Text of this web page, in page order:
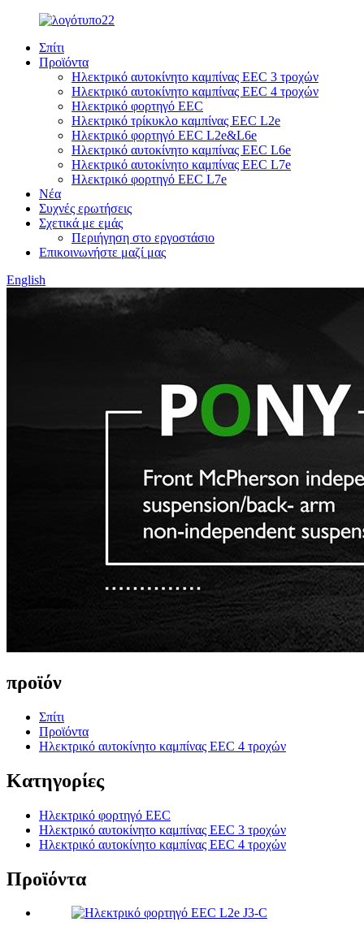
Σπίτι
Προϊόντα
Ηλεκτρικό αυτοκίνητο καμπίνας EEC 3 τροχών
Ηλεκτρικό αυτοκίνητο καμπίνας EEC 4 τροχών
Ηλεκτρικό φορτηγό EEC
Ηλεκτρικό τρίκυκλο καμπίνας EEC L2e
Ηλεκτρικό φορτηγό EEC L2e&L6e
Ηλεκτρικό αυτοκίνητο καμπίνας EEC L6e
Ηλεκτρικό αυτοκίνητο καμπίνας EEC L7e
Ηλεκτρικό φορτηγό EEC L7e
Νέα
Συχνές ερωτήσεις
Σχετικά με εμάς
Περιήγηση στο εργοστάσιο
Επικοινωνήστε μαζί μας
English
προϊόν
Σπίτι
Προϊόντα
Ηλεκτρικό αυτοκίνητο καμπίνας EEC 4 τροχών
Κατηγορίες
Ηλεκτρικό φορτηγό EEC
Ηλεκτρικό αυτοκίνητο καμπίνας EEC 3 τροχών
Ηλεκτρικό αυτοκίνητο καμπίνας EEC 4 τροχών
Προϊόντα